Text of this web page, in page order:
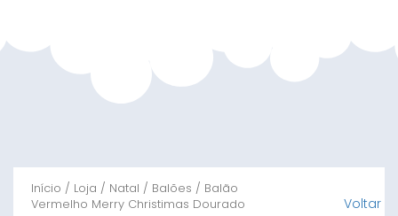
Início / Loja / Natal / Balões / Balão
Vermelho Merry Christimas Dourado
Voltar